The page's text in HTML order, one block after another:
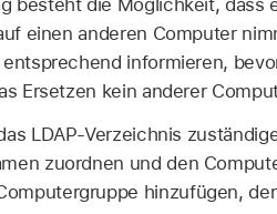
besteht die Möglichkeit, dass
einen anderen Computer
informieren,
Ersetzen kein anderer
LDAP-Verzeichnis
zuordnen und den
hinzufügen,